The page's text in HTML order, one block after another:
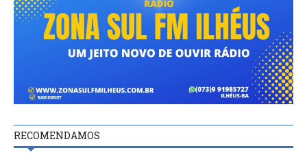
RECOMENDAMOS